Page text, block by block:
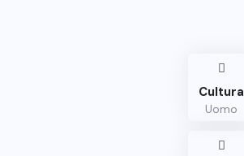
Cultura
Uomo